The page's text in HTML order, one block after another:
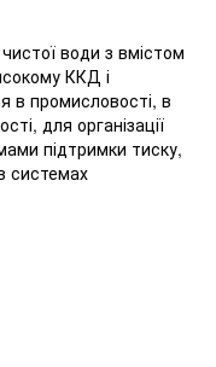
води з вмістом
ККД і
в промисловості, в
для організації
підтримки тиску,
системах